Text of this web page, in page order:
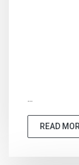
...
READ